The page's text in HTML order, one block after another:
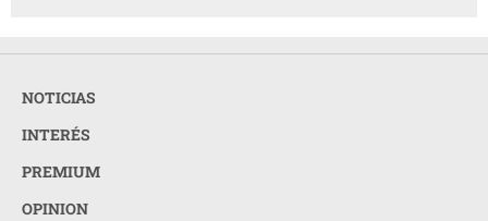
NOTICIAS
INTERÉS
PREMIUM
OPINION